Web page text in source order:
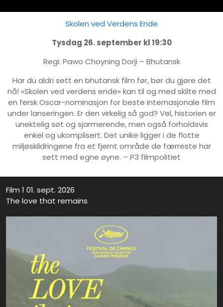
Skolen ved Verdens Ende
Tysdag 26. september kl 19:30
Regi: Pawo Choyning Dorji – Bhutansk
Har du aldri sett en bhutansk film før, bør du gjøre det
nå! «Skolen ved verdens ende» kan til og med skilte med
en fersk Oscar-nominasjon for beste internasjonale film
under lanseringen. Er den virkelig så god? Vel, historien er
unektelig søt og sjarmerende, men også forholdsvis
enkel og ukomplisert. Det unike ligger i de flotte
miljøskildringene fra et fjernt område de færreste har
sett med egne øyne. – P3 filmpolitiet
Film 1 01. sept. 2026
The love that remains